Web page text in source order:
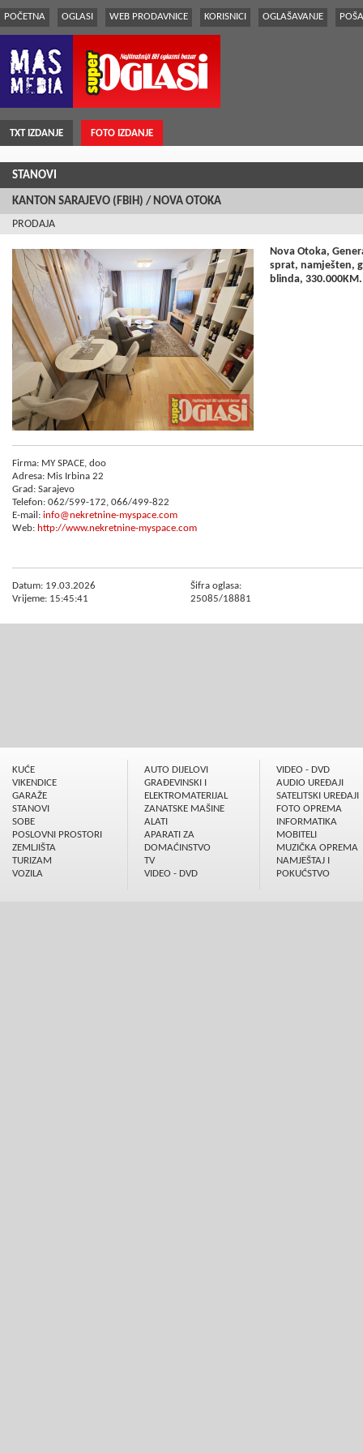
POČETNA OGLASI WEB PRODAVNICE KORISNICI OGLAŠAVANJE
TXT IZDANJE FOTO IZDANJE
STANOVI
KANTON SARAJEVO (FBiH) / NOVA OTOKA
PRODAJA
Nova Otoka,
sprat, namješten,
blinda, 330.000KM.
Firma: MY SPACE, doo
Adresa: Mis Irbina 22
Grad: Sarajevo
Telefon: 062/599-172, 066/499-822
E-mail: info@nekretnine-myspace.com
Web: http://www.nekretnine-myspace.com
Datum: 19.03.2026
Vrijeme: 15:45:41
Šifra oglasa:
25085/18881
KUĆE
VIKENDICE
GARAŽE
STANOVI
SOBE
POSLOVNI PROSTORI
ZEMLJIŠTA
TURIZAM
VOZILA
AUTO DIJELOVI
GRAÐEVINSKI I
ELEKTROMATERIJAL
ZANATSKE MAŠINE
ALATI
APARATI ZA
DOMAĆINSTVO
TV
VIDEO - DVD
VIDEO - DVD
AUDIO UREÐAJI
SATELITSKI UREÐAJI
FOTO OPREMA
INFORMATIKA
MOBITELI
MUZIČKA OPREMA
NAMJEŠTAJ I
POKUĆSTVO